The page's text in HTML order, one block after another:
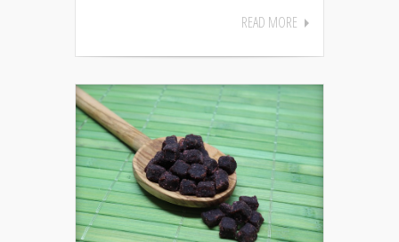
READ MORE